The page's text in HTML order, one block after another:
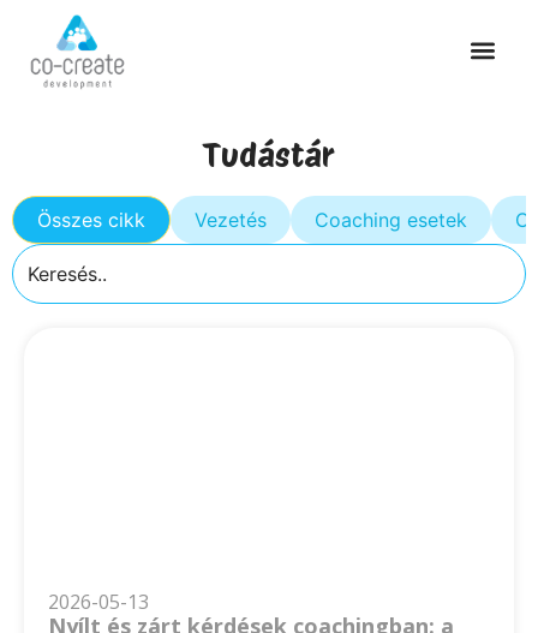
Tudástár
Összes cikk Vezetés Coaching esetek
2026-05-13
Nyílt és zárt kérdések coachingban: a